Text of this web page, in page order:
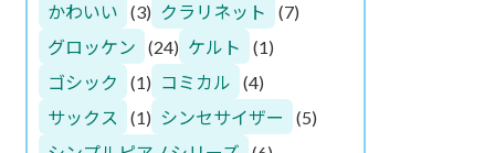
かわいい
(3) クラリネット
(7)
グロッケン
(24) ケルト
(1)
ゴシック
(1) コミカル
(4)
サックス
(1) シンセサイザー
(5)